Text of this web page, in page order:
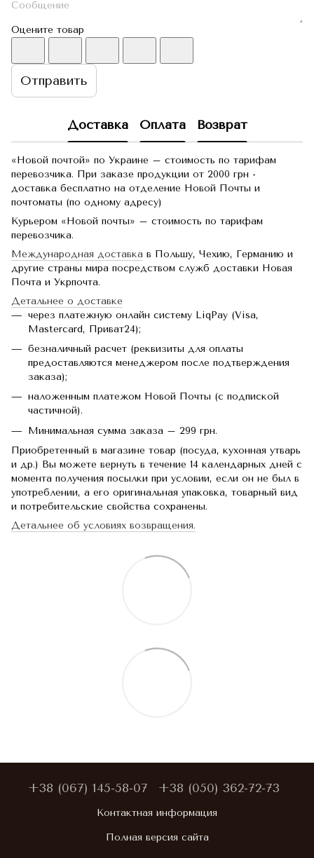
Оцените товар
Отправить
Доставка Оплата Возврат
«Новой почтой» по Украине – стоимость по тарифам
перевозчика. При заказе продукции от 2000 грн -
доставка бесплатно на отделение Новой Почты и
почтоматы (по одному адресу)
Курьером «Новой почты» – стоимость по тарифам
перевозчика.
Международная доставка в Польшу, Чехию, Германию и
другие страны мира посредством служб доставки Новая
Почта и Укрпочта.
Детальнее о доставке
через платежную онлайн систему LiqPay (Visa,
Mastercard, Приват24);
безналичный расчет (реквизиты для оплаты
предоставляются менеджером после подтверждения
заказа);
наложенным платежом Новой Почты (с подпиской
частичной).
Минимальная сумма заказа – 299 грн.
Приобретенный в магазине товар (посуда, кухонная утварь
и др.) Вы можете вернуть в течение 14 календарных дней с
момента получения посылки при условии, если он не был в
употреблении, а его оригинальная упаковка, товарный вид
и потребительские свойства сохранены.
Детальнее об условиях возвращения.
+38 (067) 145-58-07 +38 (050) 362-72-73
Контактная информация
Полная версия сайта